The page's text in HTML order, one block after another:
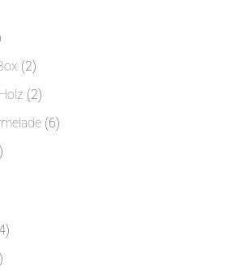
22
Produkte
22
Produkte
66
4
11